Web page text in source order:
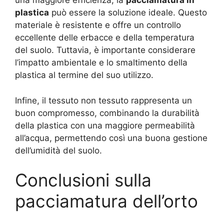
plastica può essere la soluzione ideale. Questo
materiale è resistente e offre un controllo
eccellente delle erbacce e della temperatura
del suolo. Tuttavia, è importante considerare
l’impatto ambientale e lo smaltimento della
plastica al termine del suo utilizzo.
Infine, il tessuto non tessuto rappresenta un
buon compromesso, combinando la durabilità
della plastica con una maggiore permeabilità
all’acqua, permettendo così una buona gestione
dell’umidità del suolo.
Conclusioni sulla
pacciamatura dell’orto